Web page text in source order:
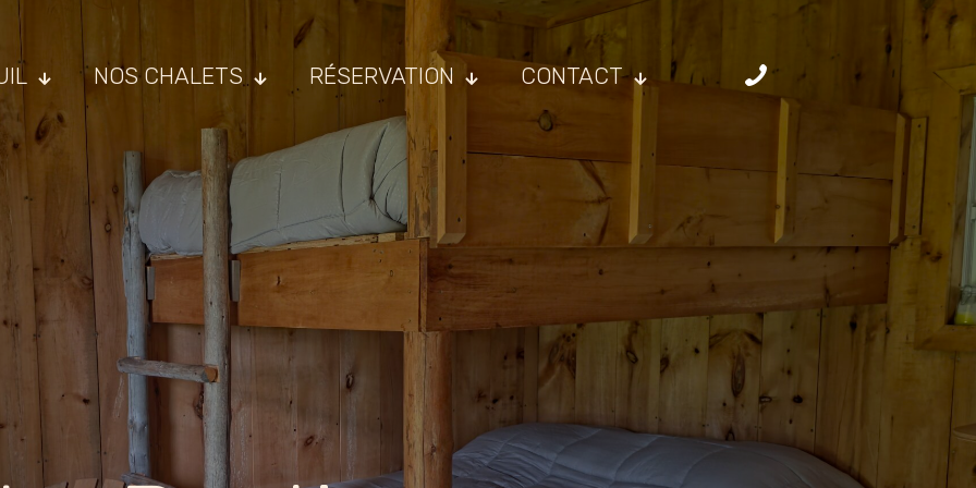
NOS CHALETS RÉSERVATION CONTACT